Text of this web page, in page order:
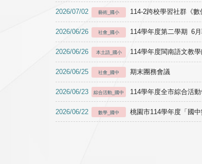
2026/07/02 藝術_國小 114-2跨校學習社群《
2026/06/26 社會_國小 114學年度第二學期 6
2026/06/26 本土語_國小 114學年度閩南語文教
2026/06/25 社會_國中 期末團務會議
2026/06/23 綜合活動_國中 114學年度全市綜合活
2026/06/22 數學_國中 桃園市114學年度「國